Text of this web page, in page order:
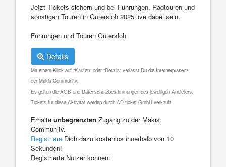
Jetzt Tickets sichern und bei Führungen, Radtouren und
sonstigen Touren in Gütersloh 2025 live dabei sein.
Führungen und Touren Gütersloh
Details
Mit einem Klick auf "Kaufen" oder "Details" verlässt Du die Internetpräsenz
der Makis Community.
Es gelten die AGB und Datenschutzbestimmungen des jeweiligen Anbieters.
Tickets für diese Aktivität werden durch AD ticket GmbH verkauft.
Erhalte unbegrenzten Zugang zu der Makis
Community.
Registriere Dich dazu kostenlos innerhalb von 10
Sekunden!
Registrierte Nutzer können: